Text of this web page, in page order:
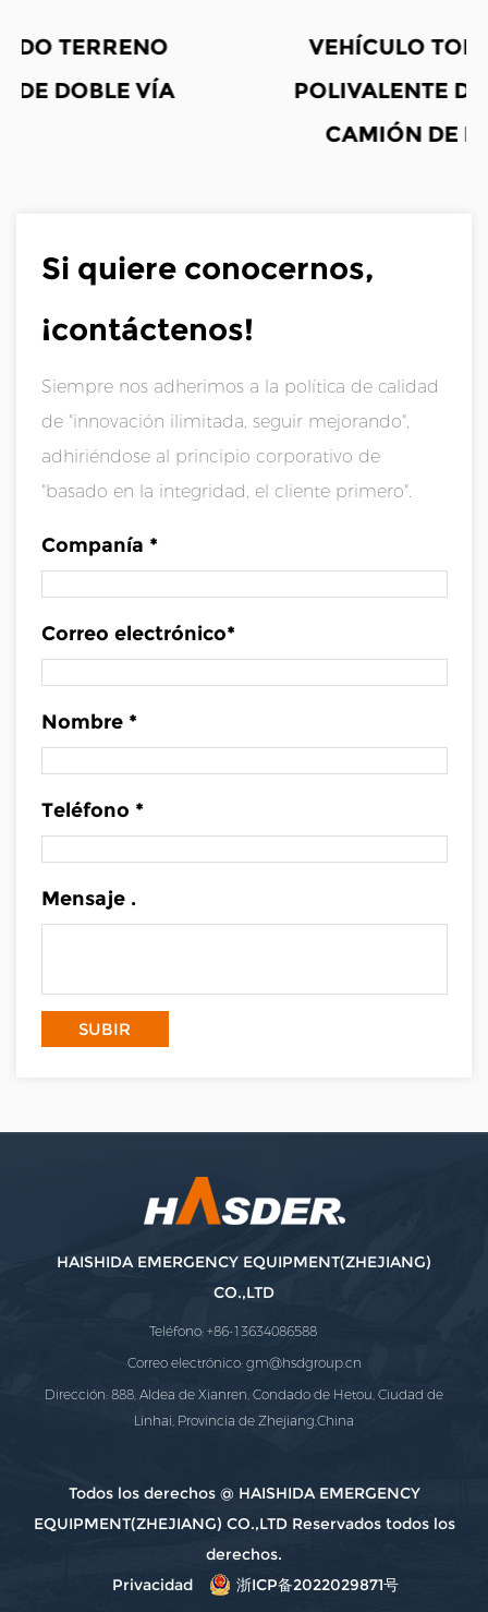
VEHÍCULO TODO TERRENO
POLIVALENTE DE DOBLE VÍA -
CAMIÓN DE BOMBEROS
Si quiere conocernos,
¡contáctenos!
Siempre nos adherimos a la política de calidad
de "innovación ilimitada, seguir mejorando",
adhiriéndose al principio corporativo de
"basado en la integridad, el cliente primero".
Companía *
Correo electrónico*
Nombre *
Teléfono *
Mensaje .
HAISHIDA EMERGENCY EQUIPMENT(ZHEJIANG)
CO.,LTD
Teléfono: +86-13634086588
Correo electrónico:gm@hsdgroup.cn
Dirección: 888, Aldea de Xianren, Condado de Hetou, Ciudad de
Linhai, Provincia de Zhejiang,China
Todos los derechos @ HAISHIDA EMERGENCY
EQUIPMENT(ZHEJIANG) CO.,LTD Reservados todos los
derechos.
Privacidad
浙ICP备2022029871号